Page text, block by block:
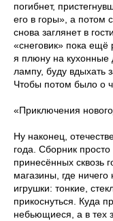
погибнет,
его в горы», а потом
снова заглянет в
«снеговик» пока
я плюну на кухонные
лампу, буду вдыхать
Чтобы потом было о
«Приключения
Ну наконец,
года. Сборник
принесённых сквозь
магазины, где
игрушки: тонкие,
прикоснуться. Куда
небьющиеся, а в тех